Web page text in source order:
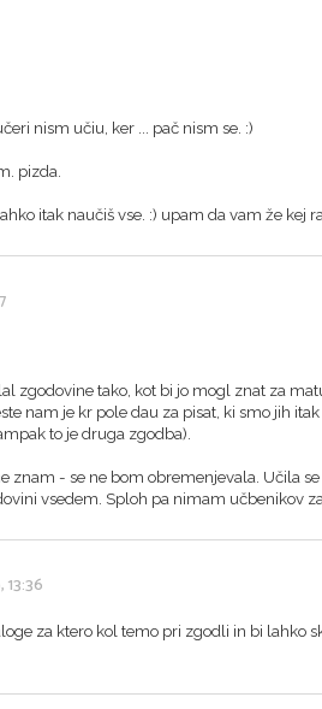
nism učiu, ker ... pač nism se. :)
pizda.
itak naučiš vse. :) upam da vam že kej
zgodovine tako, kot bi jo mogl znat za
nam je kr pole dau za pisat, ki smo jih
to je druga zgodba).
znam - se ne bom obremenjevala. Učila
vsedem. Sploh pa nimam učbenikov za
za ktero kol temo pri zgodli in bi lahko